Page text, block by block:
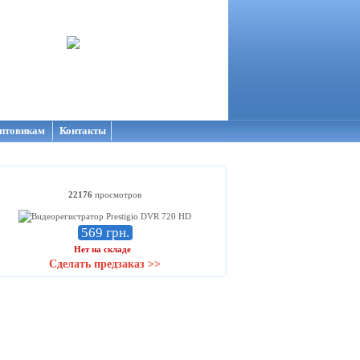
Контакты
22176 просмотров
569 грн.
Нет на складе
Сделать предзаказ >>